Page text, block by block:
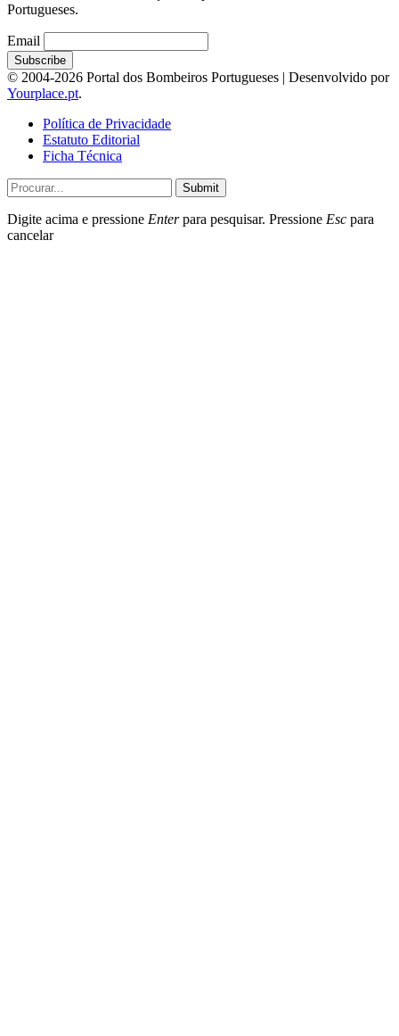
Portugueses.
Email
© 2004-2026 Portal dos Bombeiros Portugueses | Desenvolvido por
Yourplace.pt.
Política de Privacidade
Estatuto Editorial
Ficha Técnica
Submit
Digite acima e pressione Enterpara pesquisar. Pressione Esc para
cancelar